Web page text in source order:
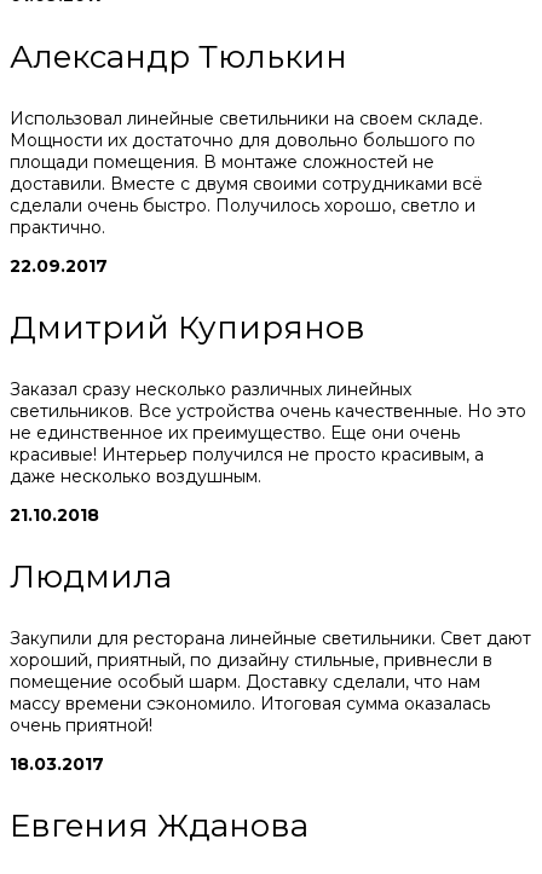
Александр Тюлькин
Использовал линейные светильники на своем складе.
Мощности их достаточно для довольно большого по
площади помещения. В монтаже сложностей не
доставили. Вместе с двумя своими сотрудниками всё
сделали очень быстро. Получилось хорошо, светло и
практично.
22.09.2017
Дмитрий Купирянов
Заказал сразу несколько различных линейных
светильников. Все устройства очень качественные. Но это
не единственное их преимущество. Еще они очень
красивые! Интерьер получился не просто красивым, а
даже несколько воздушным.
21.10.2018
Людмила
Закупили для ресторана линейные светильники. Свет дают
хороший, приятный, по дизайну стильные, привнесли в
помещение особый шарм. Доставку сделали, что нам
массу времени сэкономило. Итоговая сумма оказалась
очень приятной!
18.03.2017
Евгения Жданова